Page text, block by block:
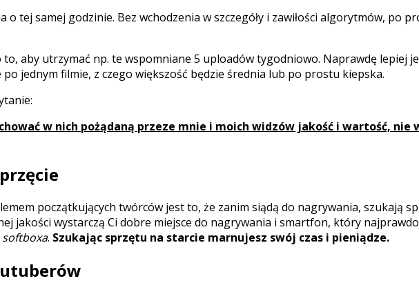
tej samej godzinie. Bez wchodzenia w szczegóły i zawiłości algorytmów, po
aby utrzymać np. te wspomniane 5 uploadów tygodniowo. Naprawdę lepiej
jednym filmie, z czego większość będzie średnia lub po prostu kiepska.
w nich pożądaną przeze mnie i moich widzów jakość i wartość,
początkujących twórców jest to, że zanim siądą do nagrywania, szukają
jakości wystarczą Ci dobre miejsce do nagrywania i smartfon, który
softboxa. Szukając sprzętu na starcie marnujesz swój czas i pieniądze.